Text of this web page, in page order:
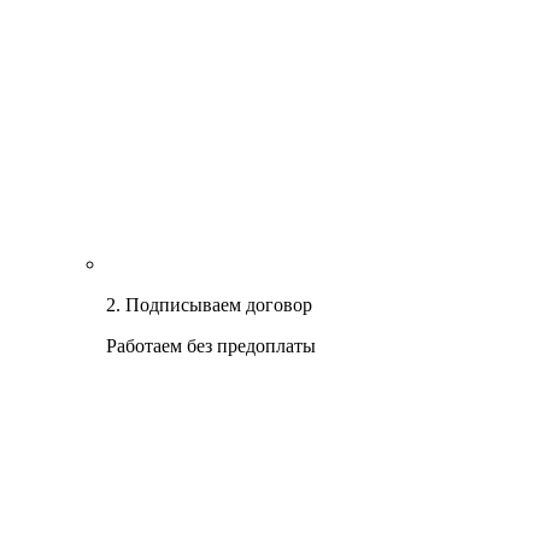
2. Подписываем договор
Работаем без предоплаты